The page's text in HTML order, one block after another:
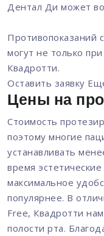
Дентал Ди может
Противопоказаний
могут не только
Квадротти.
Оставить заявку
Цены на
Стоимость
поэтому многие
устанавливать
время
максимальное
популярнее. В
Free, Квадротти
полости рта.